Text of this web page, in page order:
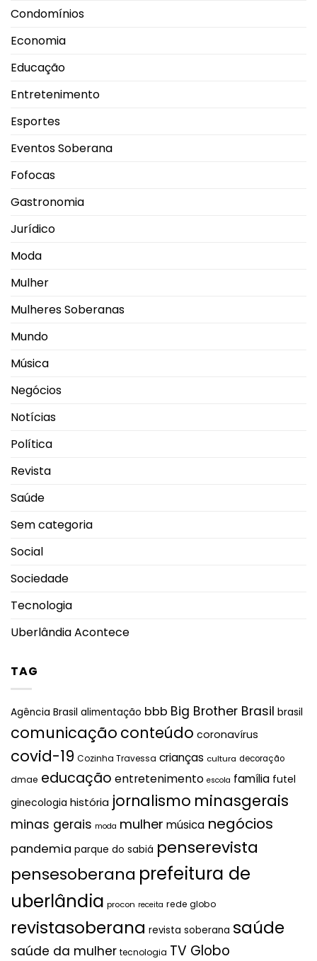
Condomínios
Economia
Educação
Entretenimento
Esportes
Eventos Soberana
Fofocas
Gastronomia
Jurídico
Moda
Mulher
Mulheres Soberanas
Mundo
Música
Negócios
Notícias
Política
Revista
Saúde
Sem categoria
Social
Sociedade
Tecnologia
Uberlândia Acontece
TAG
Agência Brasil alimentação bbb Big Brother Brasil brasil
comunicação conteúdo coronavírus
covid-19 Cozinha Travessa crianças cultura decoração
dmae educação entretenimento escola família futel
ginecologia história jornalismo minasgerais
minas gerais moda mulher música negócios
pandemia parque do sabiá penserevista
pensesoberana prefeitura de
uberlândia procon receita rede globo
revistasoberana revista soberana saúde
saúde da mulher tecnologia TV Globo